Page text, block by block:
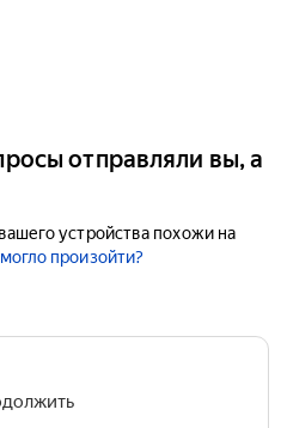
отправляли вы, а
устройства похожи на
произойти?